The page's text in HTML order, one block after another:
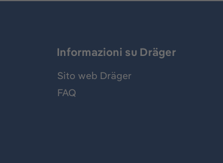
Informazioni su Dräger
Sito web Dräger
FAQ